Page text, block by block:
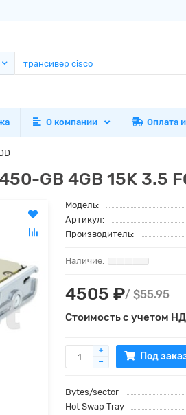
О компании Оплата
GB 4GB 15K 3.5
Модель:
Артикул:
Производитель:
4505 ₽/ $55.95
Стоимость с учетом
Под
Bytes/sector
Hot Swap Tray